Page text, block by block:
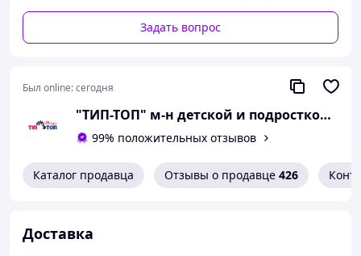
Задать вопрос
Был online:сегодня
"ТИП-ТОП" м-н детской и подростковой обуви
99% положительных отзывов
Каталог продавца Отзывы о продавце 426
Доставка